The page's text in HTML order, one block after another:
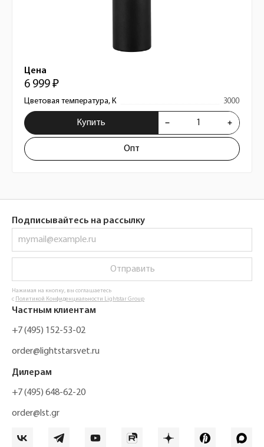
Цена
6 999 ₽
Цветовая температура, К 3000
Купить
Опт
Подписывайтесь на рассылку
Отправить
Нажимая на кнопку, вы соглашаетесь
с Политикой Конфиденциальности Lightstar Group
Частным клиентам
+7 (495) 152-53-02
order@lightstarsvet.ru
Дилерам
+7 (495) 648-62-20
order@lst.gr